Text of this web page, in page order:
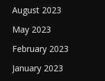
August 2023
May 2023
February 2023
January 2023